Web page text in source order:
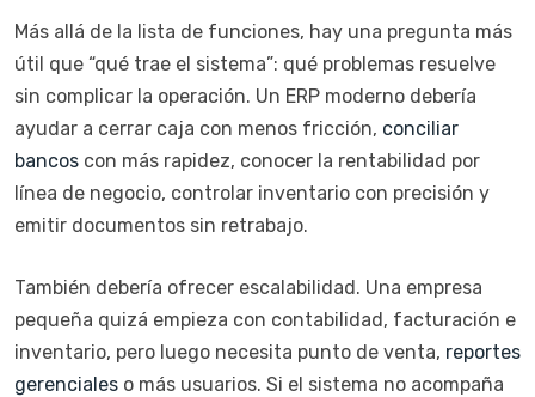
Más allá de la lista de funciones, hay una pregunta más
útil que “qué trae el sistema”: qué problemas resuelve
sin complicar la operación. Un ERP moderno debería
ayudar a cerrar caja con menos fricción, conciliar
bancos con más rapidez, conocer la rentabilidad por
línea de negocio, controlar inventario con precisión y
emitir documentos sin retrabajo.
También debería ofrecer escalabilidad. Una empresa
pequeña quizá empieza con contabilidad, facturación e
inventario, pero luego necesita punto de venta, reportes
gerenciales o más usuarios. Si el sistema no acompaña